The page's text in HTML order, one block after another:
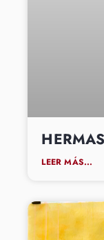
LEER MÁS...